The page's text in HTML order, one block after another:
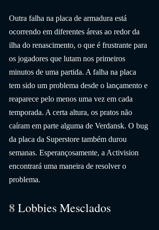
Outra falha na placa de armadura está
ocorrendo em diferentes áreas ao redor da
ilha do renascimento, o que é frustrante para
os jogadores que lutam nos primeiros
minutos de uma partida. A falha na placa
tem sido um problema desde o lançamento e
reaparece pelo menos uma vez em cada
temporada. A certa altura, os pratos não
caíram em parte alguma de Verdansk. O bug
da placa da Superstore também durou
semanas. Esperançosamente, a Activision
encontrará uma maneira de resolver o
problema.
8 Lobbies Mesclados